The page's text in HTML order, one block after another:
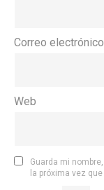
Correo electrónico
Web
Guarda mi
la próxima vez